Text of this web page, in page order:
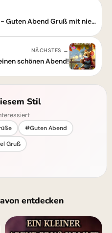
Entspannter Abend - Guten Abend Gruß mit niedlichem Cartoon-Tier
NÄCHSTES →
schönen Abend!
Stil
#Guten Abend
Gruß
entdecken